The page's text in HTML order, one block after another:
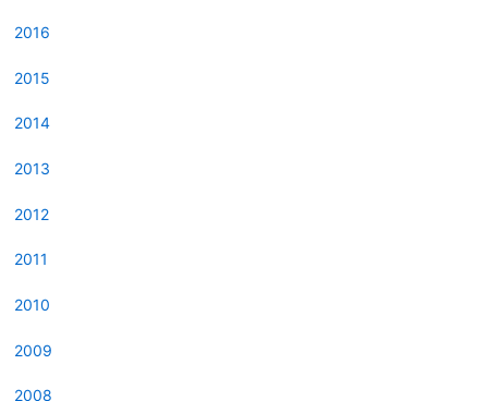
2016
2015
2014
2013
2012
2011
2010
2009
2008